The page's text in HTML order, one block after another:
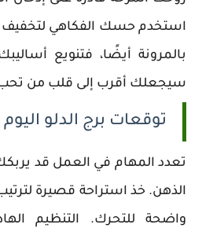
استخدم حسك الفكاهي لتخفيف
بالمرونة أيضًا، فتنويع
سيجعلك أقرب إلى قلب من
توقعات برج الدلو
تعدد المهام في العمل قد
الذهن. خذ استراحة قصيرة
واضحة للتحرك. التنظيم